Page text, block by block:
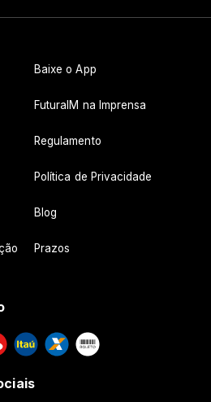
Baixe o App
FuturaIM na Imprensa
Regulamento
Política de Privacidade
Blog
Prazos